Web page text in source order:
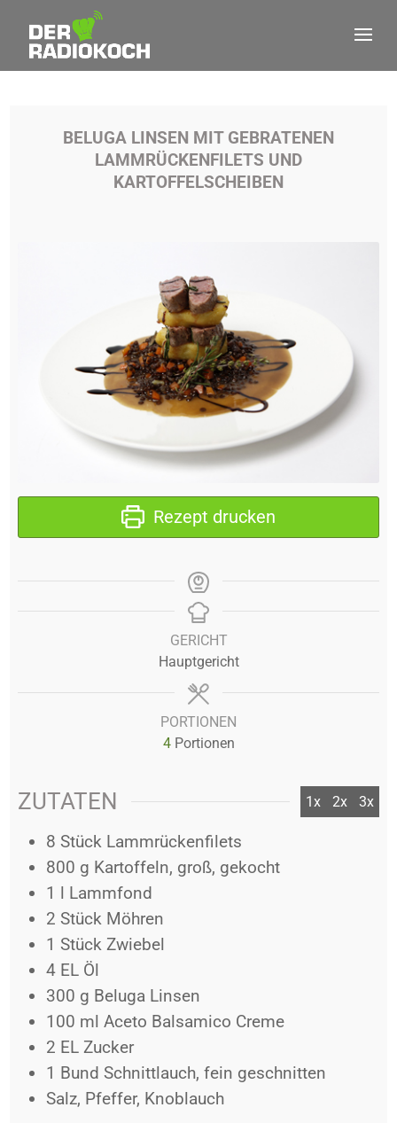
BELUGA LINSEN MIT GEBRATENEN
LAMMRÜCKENFILETS UND
KARTOFFELSCHEIBEN
Rezept drucken
GERICHT
Hauptgericht
PORTIONEN
4 Portionen
ZUTATEN 1x 2x 3x
8 Stück Lammrückenfilets
800 g Kartoffeln, groß, gekocht
1 l Lammfond
2 Stück Möhren
1 Stück Zwiebel
4 EL Öl
300 g Beluga Linsen
100 ml Aceto Balsamico Creme
2 EL Zucker
1 Bund Schnittlauch, fein geschnitten
Salz, Pfeffer, Knoblauch